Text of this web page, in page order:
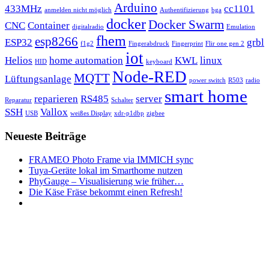
433MHz anmelden nicht möglich Arduino Authentifizierung bga cc1101
CNC Container digitalradio dockerDocker Swarm Emulation
ESP32 esp8266 f1g2 fhem Fingerabdruck Fingerprint Flir one gen 2 grbl
Helios HID home automation iot keyboard KWL linux
Lüftungsanlage MQTTNode-RED power switch R503 radio
Reparatur reparieren RS485 Schalter server smart home
SSH USB Vallox weißes Display xdr-p1dbp zigbee
Neueste Beiträge
FRAMEO Photo Frame via IMMICH sync
Tuya-Geräte lokal im Smarthome nutzen
PhyGauge – Visualisierung wie früher…
Die Käse Fräse bekommt einen Refresh!